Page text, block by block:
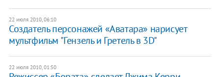
22 июля 2010, 06:10
Создатель персонажей «Аватара» нарисует
мультфильм "Гензель и Гретель в 3D"
22 июля 2010, 01:50